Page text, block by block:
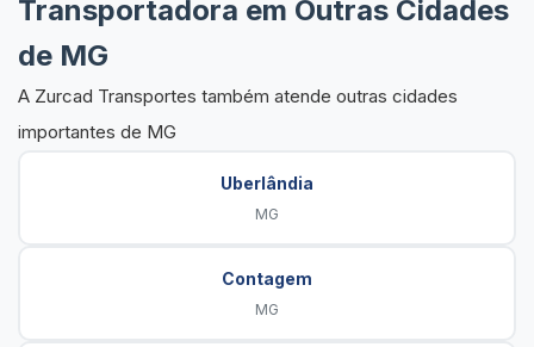
Transportadora em Outras Cidades
de MG
A Zurcad Transportes também atende outras cidades
importantes de MG
Uberlândia
MG
Contagem
MG